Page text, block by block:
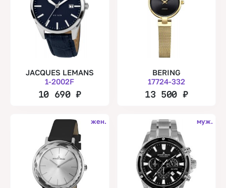
JACQUES LEMANS
1-2002F
10 690₽
BERING
17724-332
13 500 ₽
жен. муж.